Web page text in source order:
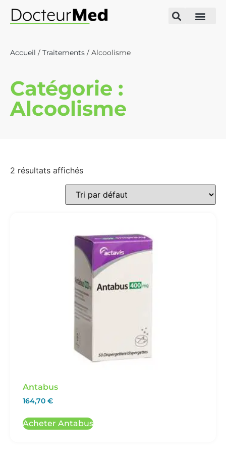
Accueil / Traitements / Alcoolisme
Catégorie :
Alcoolisme
2 résultats affichés
Antabus
164,70 €
Acheter Antabus